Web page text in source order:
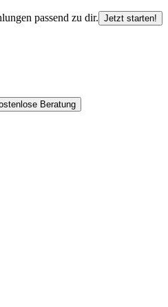
passend zu dir. Jetzt starten!
Beratung